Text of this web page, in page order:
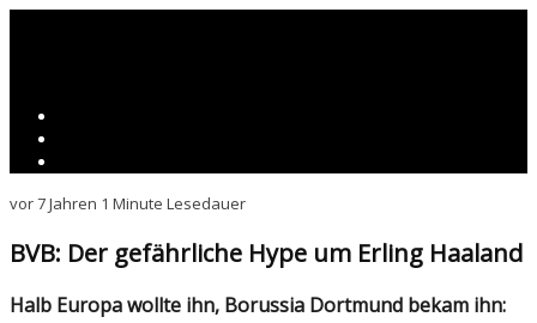
vor 7 Jahren 1 Minute Lesedauer
BVB: Der gefährliche Hype um Erling Haaland
Halb Europa wollte ihn, Borussia Dortmund bekam ihn: